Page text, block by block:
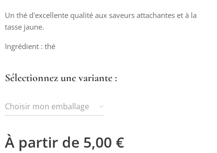
Un thé d'excellente qualité aux saveurs attachantes et à la
tasse jaune.
Ingrédient : thé
Sélectionnez une variante :
Choisir mon emballage
À partir de 5,00 €